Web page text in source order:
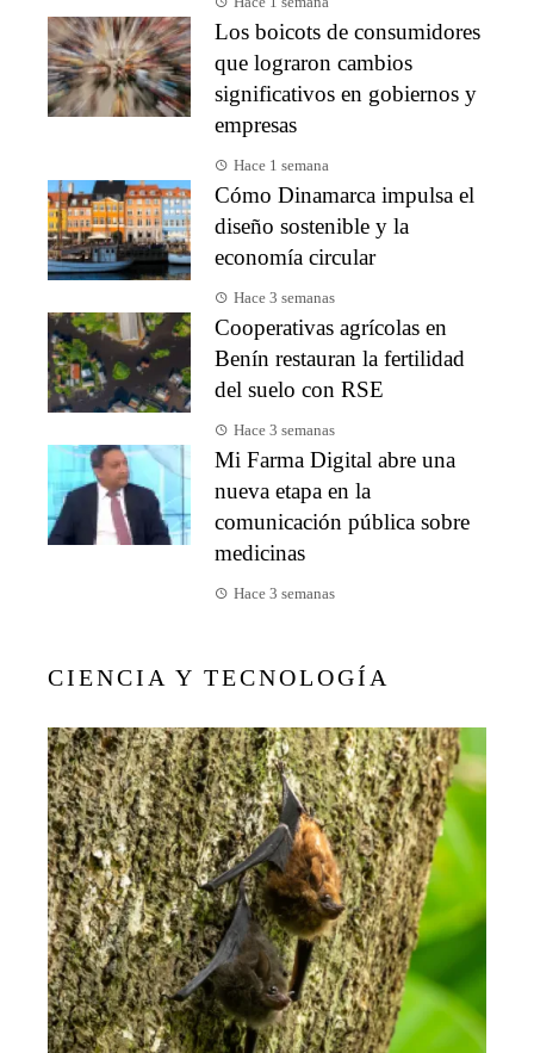
Los boicots de consumidores
que lograron cambios
significativos en gobiernos y
empresas
Hace 1 semana
Cómo Dinamarca impulsa el
diseño sostenible y la
economía circular
Hace 3 semanas
Cooperativas agrícolas en
Benín restauran la fertilidad
del suelo con RSE
Hace 3 semanas
Mi Farma Digital abre una
nueva etapa en la
comunicación pública sobre
medicinas
Hace 3 semanas
CIENCIA Y TECNOLOGÍA